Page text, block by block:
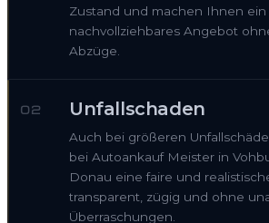
Zustand und machen Ihnen ein
nachvollziehbares Angebot
Abzüge.
02 Unfallschaden
Auch bei größeren
bei Autoankauf Meister in
Donau eine faire und
transparent, zügig und ohne
Überraschungen.